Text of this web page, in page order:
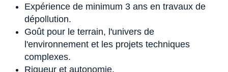
Expérience de minimum 3 ans en travaux de
dépollution.
Goût pour le terrain, l'univers de
l'environnement et les projets techniques
complexes.
Rigueur et autonomie.